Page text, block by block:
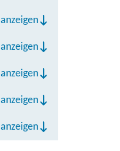
anzeigen
anzeigen
anzeigen
anzeigen
anzeigen